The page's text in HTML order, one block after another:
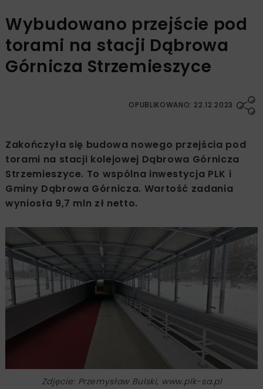
Wybudowano przejście pod
torami na stacji Dąbrowa
Górnicza Strzemieszyce
OPUBLIKOWANO: 22.12.2023
Zakończyła się budowa nowego przejścia pod
torami na stacji kolejowej Dąbrowa Górnicza
Strzemieszyce. To wspólna inwestycja PLK i
Gminy Dąbrowa Górnicza. Wartość zadania
wyniosła 9,7 mln zł netto.
Zdjęcie: Przemysław Bulski, www.plk-sa.pl